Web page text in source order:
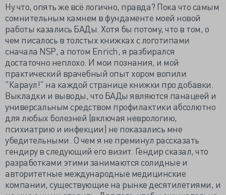
Ну что, опять же всё логично, правда? Пока что самым
сомнительным камнем в фундаменте моей новой
работы казались БАДы. Хотя бы потому, что в том, о
чем писалось в толстых книжках с логотипами
сначала NSP, а потом Enrich, я разбирался
достаточно неплохо. И мои познания, и мой
практический врачебный опыт хором вопили
"Караул!" на каждой странице книжки про добавки.
Выкладки и выводы, что БАДы являются панацеей и
универсальным средством профилактики абсолютно
для любых болезней (включая неврологию,
психиатрию и инфекции) не показались мне
убедительными. О чем я не преминул рассказать
гендиру в следующий его визит. Гендир сказал, что
разработками этими занимаются солидные и
авторитетные международные медицинские
компании, существующие на рынке десятилетиями, и